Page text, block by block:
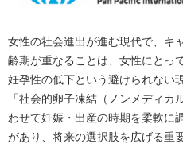
女性の社会進出が進む現代で、キ
齢期が重なることは、女性にとっ
妊孕性の低下という避けられない
「社会的卵子凍結（ノンメディ
わせて妊娠・出産の時期を柔軟に
があり、将来の選択肢を広げる重